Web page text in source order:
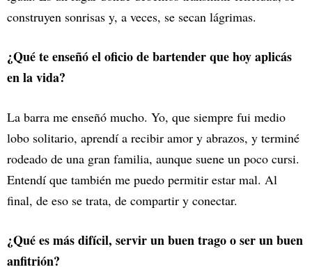
construyen sonrisas y, a veces, se secan lágrimas.
¿Qué te enseñó el oficio de bartender que hoy aplicás
en la vida?
La barra me enseñó mucho. Yo, que siempre fui medio
lobo solitario, aprendí a recibir amor y abrazos, y terminé
rodeado de una gran familia, aunque suene un poco cursi.
Entendí que también me puedo permitir estar mal. Al
final, de eso se trata, de compartir y conectar.
¿Qué es más difícil, servir un buen trago o ser un buen
anfitrión?